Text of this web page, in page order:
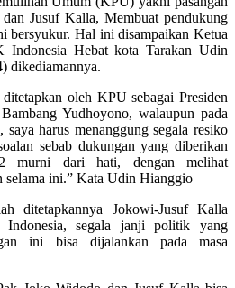
Jusuf Kalla, Membuat pendukung
bersyukur. Hal ini disampaikan Ketua
Hebat kota Tarakan Udin
dikediamannya.
oleh KPU sebagai Presiden
Yudhoyono, walaupun pada
harus menanggung segala resiko
sebab dukungan yang diberikan
murni dari hati, dengan melihat
selama ini.” Kata Udin Hianggio
ditetapkannya Jokowi-Jusuf Kalla
Indonesia, segala janji politik yang
ini bisa dijalankan pada masa